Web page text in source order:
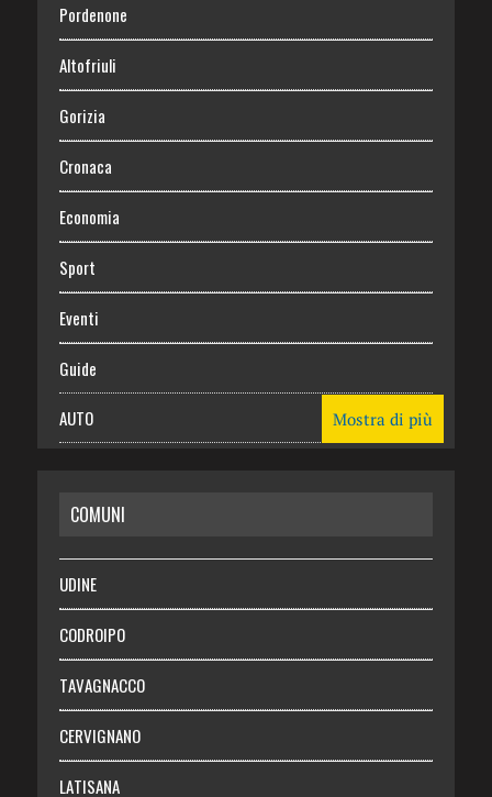
Pordenone
Altofriuli
Gorizia
Cronaca
Economia
Sport
Eventi
Guide
AUTO
RISPARMIO
SALUTE
Necrologie
Chi siamo
Abbonati
Login
Mostra di più
COMUNI
UDINE
CODROIPO
TAVAGNACCO
CERVIGNANO
LATISANA